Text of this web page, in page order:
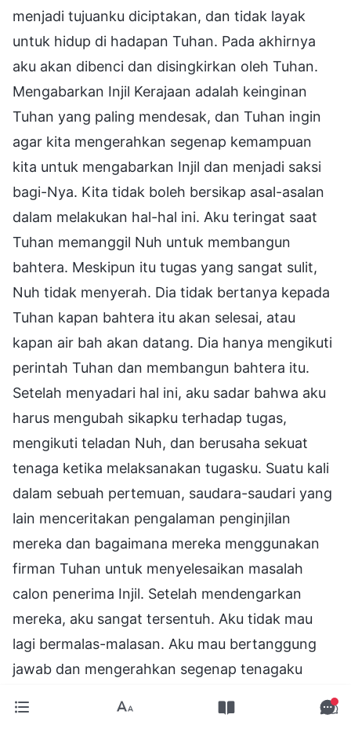
menjadi tujuanku diciptakan, dan tidak layak
untuk hidup di hadapan Tuhan. Pada akhirnya
aku akan dibenci dan disingkirkan oleh Tuhan.
Mengabarkan Injil Kerajaan adalah keinginan
Tuhan yang paling mendesak, dan Tuhan ingin
agar kita mengerahkan segenap kemampuan
kita untuk mengabarkan Injil dan menjadi saksi
bagi-Nya. Kita tidak boleh bersikap asal-asalan
dalam melakukan hal-hal ini. Aku teringat saat
Tuhan memanggil Nuh untuk membangun
bahtera. Meskipun itu tugas yang sangat sulit,
Nuh tidak menyerah. Dia tidak bertanya kepada
Tuhan kapan bahtera itu akan selesai, atau
kapan air bah akan datang. Dia hanya mengikuti
perintah Tuhan dan membangun bahtera itu.
Setelah menyadari hal ini, aku sadar bahwa aku
harus mengubah sikapku terhadap tugas,
mengikuti teladan Nuh, dan berusaha sekuat
tenaga ketika melaksanakan tugasku. Suatu kali
dalam sebuah pertemuan, saudara-saudari yang
lain menceritakan pengalaman penginjilan
mereka dan bagaimana mereka menggunakan
firman Tuhan untuk menyelesaikan masalah
calon penerima Injil. Setelah mendengarkan
mereka, aku sangat tersentuh. Aku tidak mau
lagi bermalas-malasan. Aku mau bertanggung
jawab dan mengerahkan segenap tenagaku